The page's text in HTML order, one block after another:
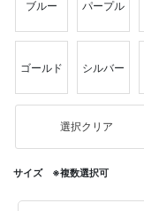
ブルー パープル
ゴールド シルバー
選択クリア
サイズ ※複数選択可